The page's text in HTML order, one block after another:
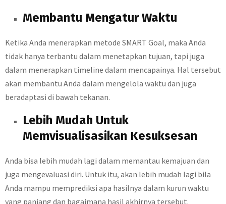
Membantu Mengatur Waktu
Ketika Anda menerapkan metode SMART Goal, maka Anda
tidak hanya terbantu dalam menetapkan tujuan, tapi juga
dalam menerapkan timeline dalam mencapainya. Hal tersebut
akan membantu Anda dalam mengelola waktu dan juga
beradaptasi di bawah tekanan.
Lebih Mudah Untuk
Memvisualisasikan Kesuksesan
Anda bisa lebih mudah lagi dalam memantau kemajuan dan
juga mengevaluasi diri. Untuk itu, akan lebih mudah lagi bila
Anda mampu memprediksi apa hasilnya dalam kurun waktu
yang panjang dan bagaimana hasil akhirnya tersebut.